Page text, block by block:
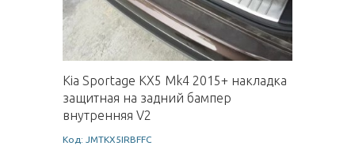
Kia Sportage KX5 Mk4 2015+ накладка
защитная на задний бампер
внутренняя V2
Код: JMTKX5IRBFFC